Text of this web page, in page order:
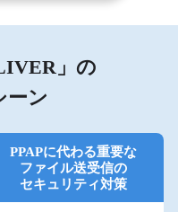
」の
ーン
PPAPに代わる重要な
ファイル送受信の
セキュリティ対策